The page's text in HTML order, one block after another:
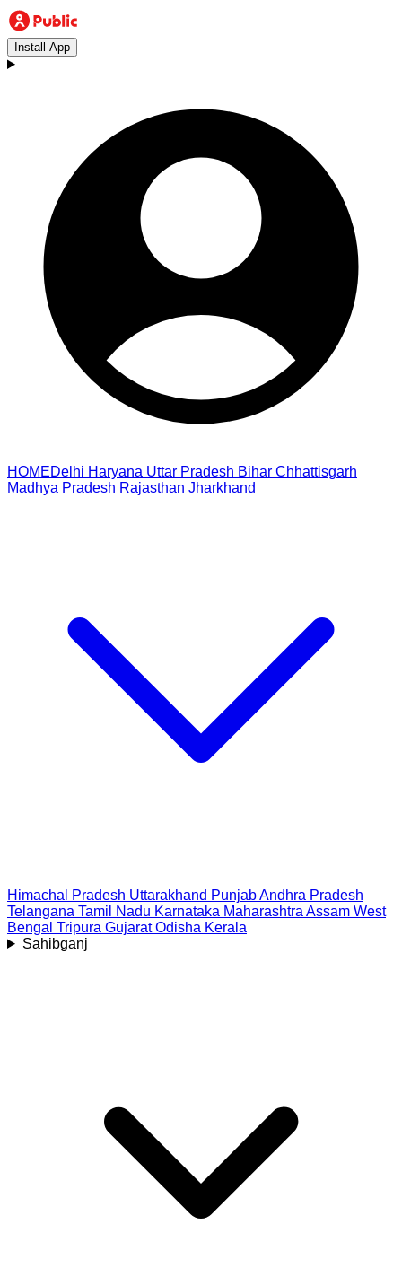
Install App
HOMEDelhi Haryana Uttar Pradesh Bihar Chhattisgarh
Madhya Pradesh Rajasthan Jharkhand
Himachal Pradesh Uttarakhand PunjabAndhra Pradesh
Telangana Tamil Nadu Karnataka Maharashtra Assam West
Bengal Tripura Gujarat Odisha Kerala
Sahibganj